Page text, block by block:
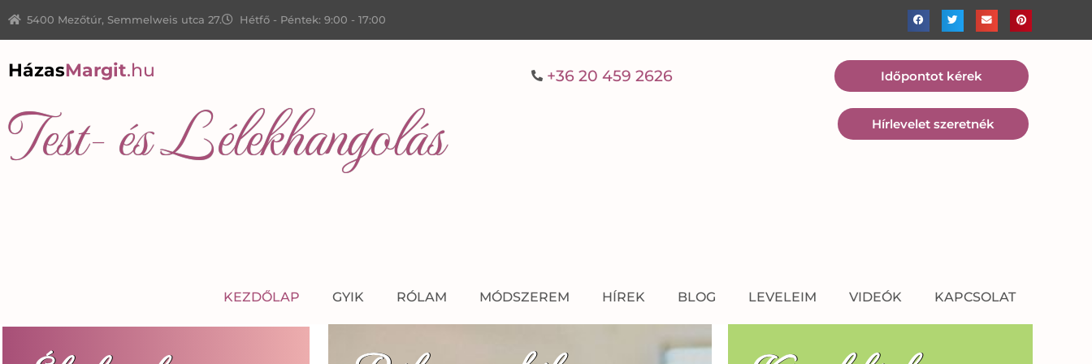
5400 Mezőtúr, Semmelweis utca 27. Hétfő - Péntek: 9:00 - 17:00
HázasMargit.hu
Test- és Lélekhangolás
+36 20 459 2626 Időpontot kérek
Hírlevelet szeretnék
KEZDŐLAP GYIK RÓLAM MÓDSZEREM HÍREK BLOG LEVELEIM VIDEÓK KAPCSOLAT